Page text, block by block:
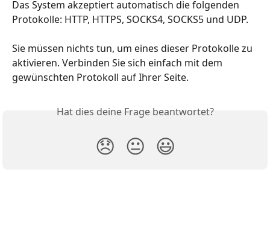
Das System akzeptiert automatisch die folgenden
Protokolle: HTTP, HTTPS, SOCKS4, SOCKS5 und UDP.
Sie müssen nichts tun, um eines dieser Protokolle zu
aktivieren. Verbinden Sie sich einfach mit dem
gewünschten Protokoll auf Ihrer Seite.
Hat dies deine Frage beantwortet?
😞 😐 😃